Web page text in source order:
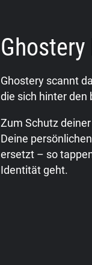
Ghostery
Ghostery scannt
die sich hinter den
Zum Schutz
Deine
ersetzt – so
Identität geht.